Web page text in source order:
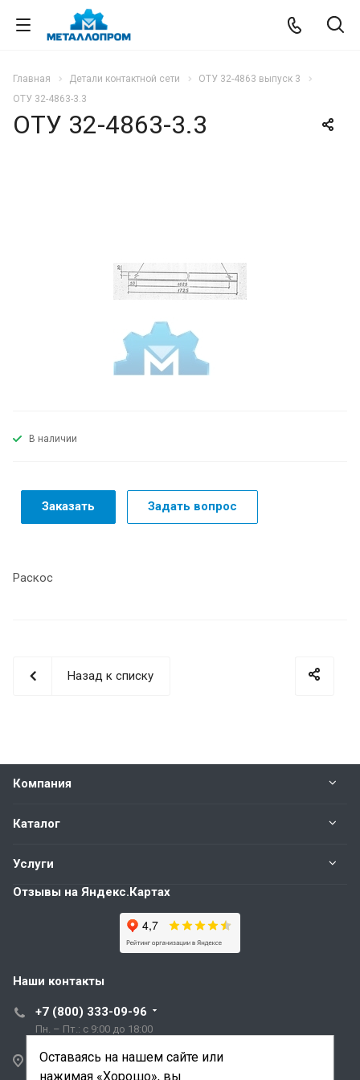
Главная Детали контактной сети
ОТУ 32-4863 выпуск 3
ОТУ 32-4863-3.3
ОТУ 32-4863-3.3
В наличии
Заказать Задать вопрос
Раскос
Назад к списку
Компания
Каталог
Услуги
Отзывы на Яндекс.Картах
Наши контакты
+7 (800) 333-09-96
Пн. – Пт.: с 9:00 до 18:00
Санкт-Петербург,
Оставаясь на нашем сайте или
нажимая «Хорошо», вы